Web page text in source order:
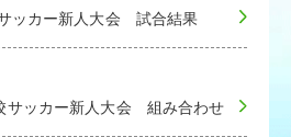
ッカー新人大会 試合結果
ッカー新人大会 組み合わせ